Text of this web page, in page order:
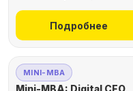
Подробнее
MINI-MBA
Mini-MBA: Digital CFO